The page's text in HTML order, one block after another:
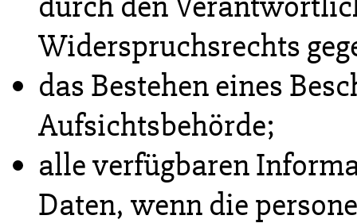
Widerspruchsrechts
das Bestehen eines
Aufsichtsbehörde;
alle verfügbaren
Daten, wenn die